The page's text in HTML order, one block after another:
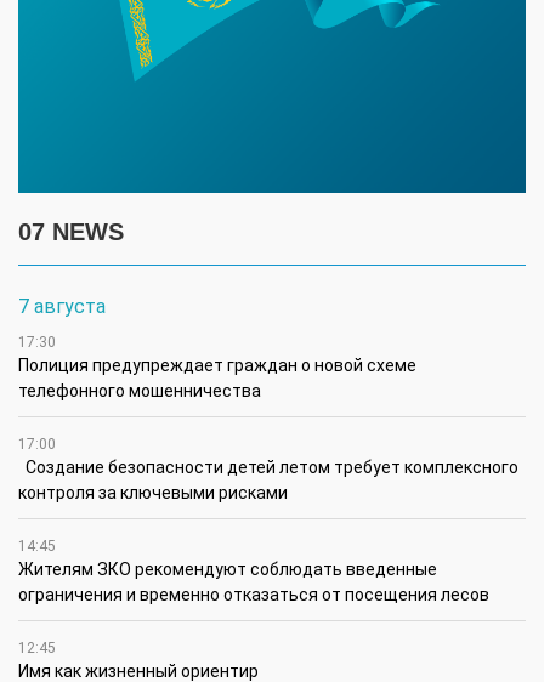
07 NEWS
7 августа
17:30
Полиция предупреждает граждан о новой схеме
телефонного мошенничества
17:00
Создание безопасности детей летом требует комплексного
контроля за ключевыми рисками
14:45
Жителям ЗКО рекомендуют соблюдать введенные
ограничения и временно отказаться от посещения лесов
12:45
Имя как жизненный ориентир